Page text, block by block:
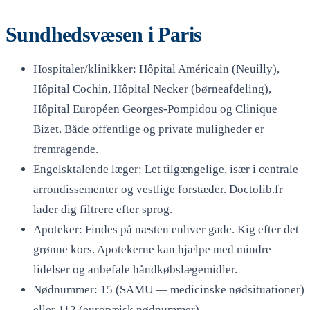
Sundhedsvæsen i Paris
Hospitaler/klinikker: Hôpital Américain (Neuilly),
Hôpital Cochin, Hôpital Necker (børneafdeling),
Hôpital Européen Georges-Pompidou og Clinique
Bizet. Både offentlige og private muligheder er
fremragende.
Engelsktalende læger: Let tilgængelige, især i centrale
arrondissementer og vestlige forstæder. Doctolib.fr
lader dig filtrere efter sprog.
Apoteker: Findes på næsten enhver gade. Kig efter det
grønne kors. Apotekerne kan hjælpe med mindre
lidelser og anbefale håndkøbslægemidler.
Nødnummer: 15 (SAMU — medicinske nødsituationer)